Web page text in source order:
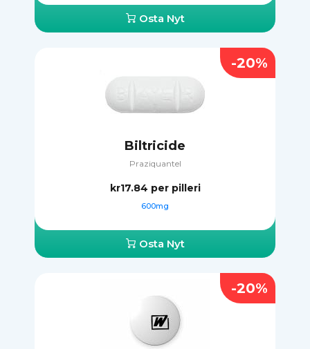
Osta Nyt
Biltricide
Praziquantel
kr17.84 per pilleri
600mg
Osta Nyt
-20%
-20%